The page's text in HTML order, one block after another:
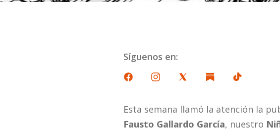
Síguenos en:
Esta semana llamó la atención la
Fausto Gallardo García, nuestro